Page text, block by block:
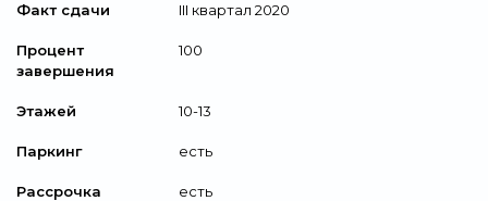
Факт сдачи III квартал 2020
Процент
завершения
100
Этажей 10-13
Паркинг есть
Рассрочка есть